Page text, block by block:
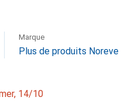
Marque
Plus de produits Noreve
14/10